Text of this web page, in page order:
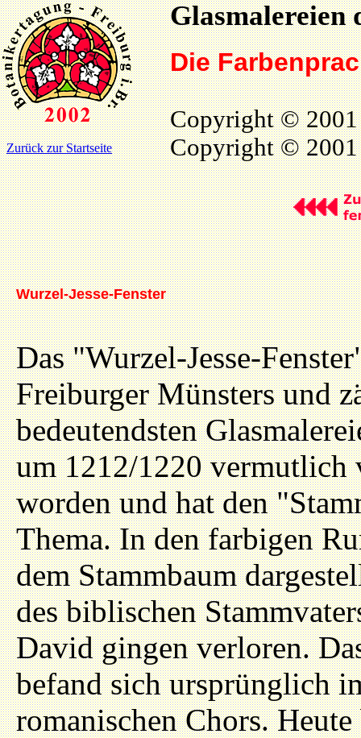
Zurück zur Startseite
Glasmalereien
Die
Copyright © 2001
Copyright © 2001
Wurzel-Jesse-Fenster
Das "Wurzel-Jesse-
Freiburger Münsters und
bedeutendsten
um 1212/1220
worden und hat den
Thema. In den farbigen
dem Stammbaum
des biblischen
David gingen verloren.
befand sich ursprünglich
romanischen Chors.